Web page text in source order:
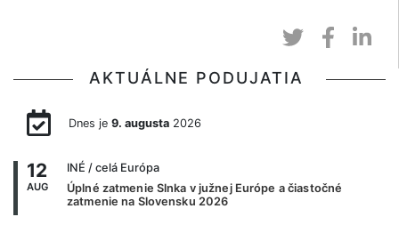
AKTUÁLNE PODUJATIA
Dnes je 9. augusta2026
12
AUG
INÉ / celá Európa
Úplné zatmenie Slnka v južnej Európe a čiastočné
zatmenie na Slovensku 2026